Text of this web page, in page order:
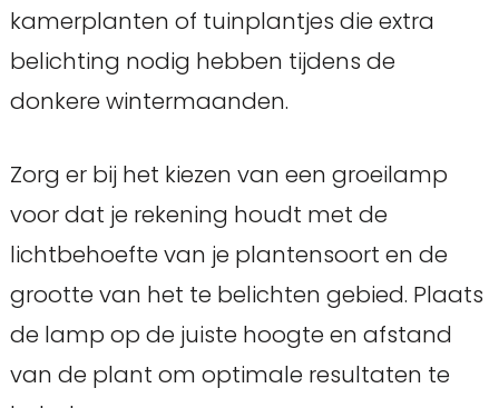
kamerplanten of tuinplantjes die extra
belichting nodig hebben tijdens de
donkere wintermaanden.
Zorg er bij het kiezen van een groeilamp
voor dat je rekening houdt met de
lichtbehoefte van je plantensoort en de
grootte van het te belichten gebied. Plaats
de lamp op de juiste hoogte en afstand
van de plant om optimale resultaten te